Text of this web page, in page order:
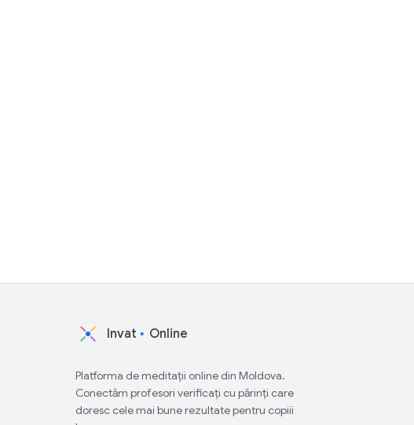
Invat Online
Platforma de meditații online din Moldova.
Conectăm profesori verificați cu părinți care
doresc cele mai bune rezultate pentru copiii